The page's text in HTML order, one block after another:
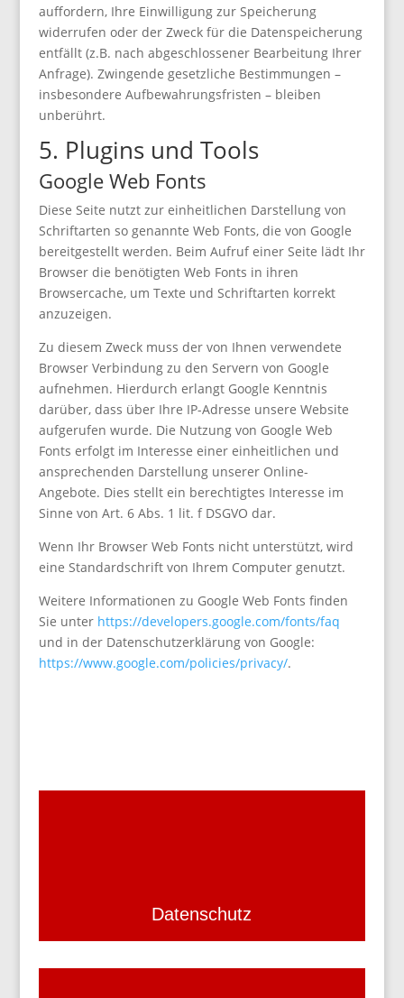
auffordern, Ihre Einwilligung zur Speicherung
widerrufen oder der Zweck für die Datenspeicherung
entfällt (z.B. nach abgeschlossener Bearbeitung Ihrer
Anfrage). Zwingende gesetzliche Bestimmungen –
insbesondere Aufbewahrungsfristen – bleiben
unberührt.
5. Plugins und Tools
Google Web Fonts
Diese Seite nutzt zur einheitlichen Darstellung von
Schriftarten so genannte Web Fonts, die von Google
bereitgestellt werden. Beim Aufruf einer Seite lädt Ihr
Browser die benötigten Web Fonts in ihren
Browsercache, um Texte und Schriftarten korrekt
anzuzeigen.
Zu diesem Zweck muss der von Ihnen verwendete
Browser Verbindung zu den Servern von Google
aufnehmen. Hierdurch erlangt Google Kenntnis
darüber, dass über Ihre IP-Adresse unsere Website
aufgerufen wurde. Die Nutzung von Google Web
Fonts erfolgt im Interesse einer einheitlichen und
ansprechenden Darstellung unserer Online-
Angebote. Dies stellt ein berechtigtes Interesse im
Sinne von Art. 6 Abs. 1 lit. f DSGVO dar.
Wenn Ihr Browser Web Fonts nicht unterstützt, wird
eine Standardschrift von Ihrem Computer genutzt.
Weitere Informationen zu Google Web Fonts finden
Sie unter https://developers.google.com/fonts/faq
und in der Datenschutzerklärung von Google:
https://www.google.com/policies/privacy/.
Datenschutz